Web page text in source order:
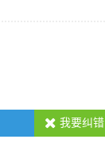
我要纠错